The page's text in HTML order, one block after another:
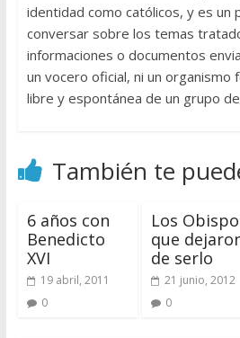
identidad como católicos, y es un
conversar sobre los temas
informaciones o documentos
un vocero oficial, ni un organismo
libre y espontánea de un grupo
También te
6 años con
Benedicto
XVI
19 abril, 2011
0
Los
que
de serlo
21 junio, 2012
0